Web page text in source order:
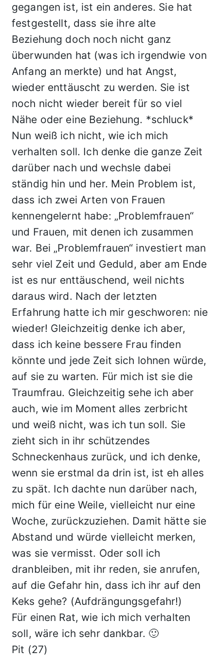
gegangen ist, ist ein anderes. Sie hat
festgestellt, dass sie ihre alte
Beziehung doch noch nicht ganz
überwunden hat (was ich irgendwie von
Anfang an merkte) und hat Angst,
wieder enttäuscht zu werden. Sie ist
noch nicht wieder bereit für so viel
Nähe oder eine Beziehung. *schluck*
Nun weiß ich nicht, wie ich mich
verhalten soll. Ich denke die ganze Zeit
darüber nach und wechsle dabei
ständig hin und her. Mein Problem ist,
dass ich zwei Arten von Frauen
kennengelernt habe: „Problemfrauen“
und Frauen, mit denen ich zusammen
war. Bei „Problemfrauen“ investiert man
sehr viel Zeit und Geduld, aber am Ende
ist es nur enttäuschend, weil nichts
daraus wird. Nach der letzten
Erfahrung hatte ich mir geschworen: nie
wieder! Gleichzeitig denke ich aber,
dass ich keine bessere Frau finden
könnte und jede Zeit sich lohnen würde,
auf sie zu warten. Für mich ist sie die
Traumfrau. Gleichzeitig sehe ich aber
auch, wie im Moment alles zerbricht
und weiß nicht, was ich tun soll. Sie
zieht sich in ihr schützendes
Schneckenhaus zurück, und ich denke,
wenn sie erstmal da drin ist, ist eh alles
zu spät. Ich dachte nun darüber nach,
mich für eine Weile, vielleicht nur eine
Woche, zurückzuziehen. Damit hätte sie
Abstand und würde vielleicht merken,
was sie vermisst. Oder soll ich
dranbleiben, mit ihr reden, sie anrufen,
auf die Gefahr hin, dass ich ihr auf den
Keks gehe? (Aufdrängungsgefahr!)
Für einen Rat, wie ich mich verhalten
soll, wäre ich sehr dankbar. 🙂
Pit (27)